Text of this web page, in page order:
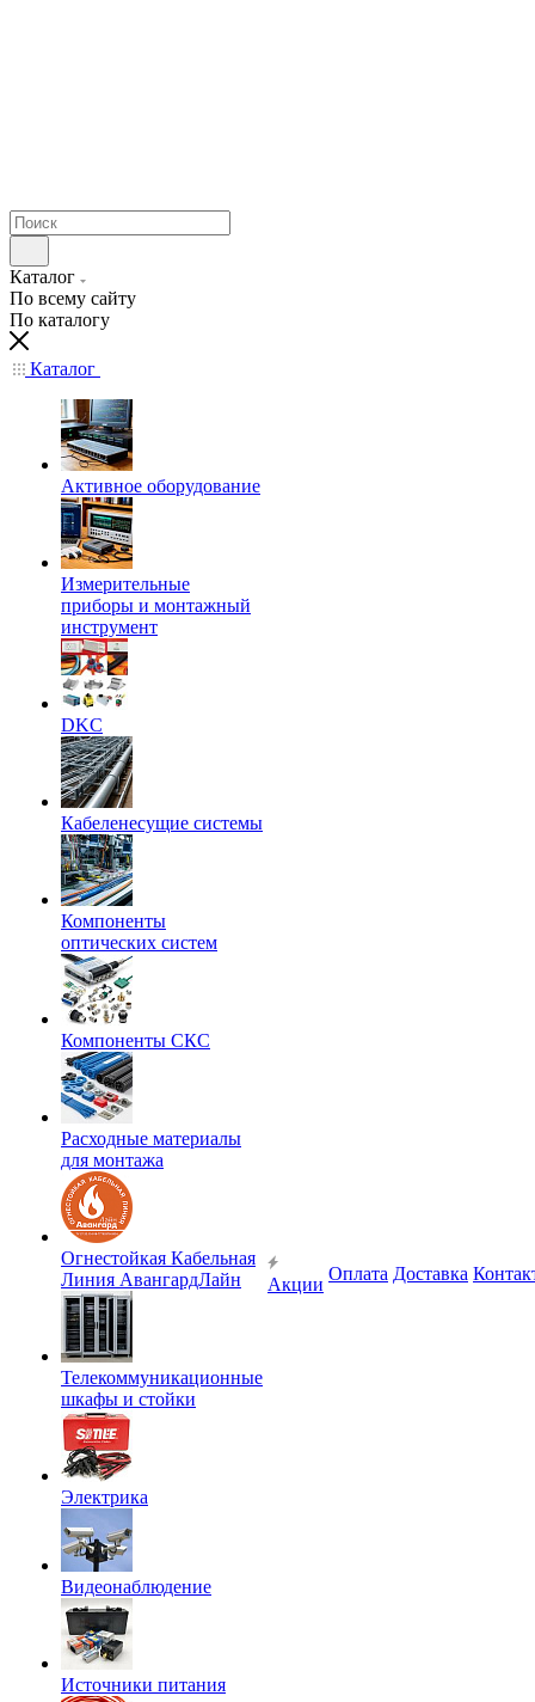
Каталог
По всему сайту
По каталогу
Каталог
Активное оборудование
Измерительные
приборы и монтажный
инструмент
DKC
Кабеленесущие системы
Компоненты
оптических систем
Компоненты СКС
Расходные материалы
для монтажа
Огнестойкая Кабельная
Линия АвангардЛайн
Телекоммуникационные
шкафы и стойки
Электрика
Видеонаблюдение
Источники питания
Акции
Оплата Доставка